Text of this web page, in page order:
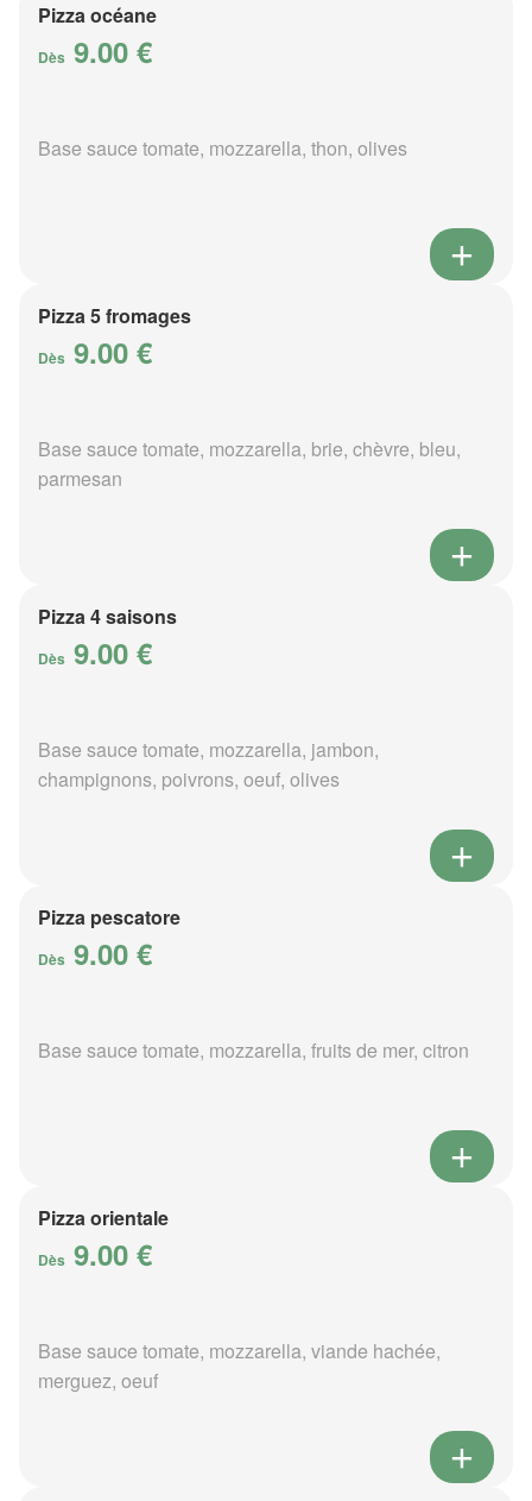
Pizza océane
Dès 9.00 €
Base sauce tomate, mozzarella, thon, olives
Pizza 5 fromages
Dès 9.00 €
Base sauce tomate, mozzarella, brie, chèvre, bleu,
parmesan
Pizza 4 saisons
Dès 9.00 €
Base sauce tomate, mozzarella, jambon,
champignons, poivrons, oeuf, olives
Pizza pescatore
Dès 9.00 €
Base sauce tomate, mozzarella, fruits de mer, citron
Pizza orientale
Dès 9.00 €
Base sauce tomate, mozzarella, viande hachée,
merguez, oeuf